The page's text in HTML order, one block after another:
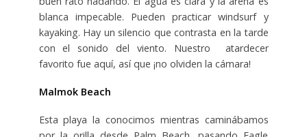
blanca impecable. Pueden practicar windsurf y
kayaking. Hay un silencio que contrasta en la tarde
con el sonido del viento. Nuestro atardecer
favorito fue aquí, así que ¡no olviden la cámara!
Malmok Beach
Esta playa la conocimos mientras caminábamos